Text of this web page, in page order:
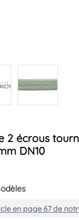
DN10
en page 67de